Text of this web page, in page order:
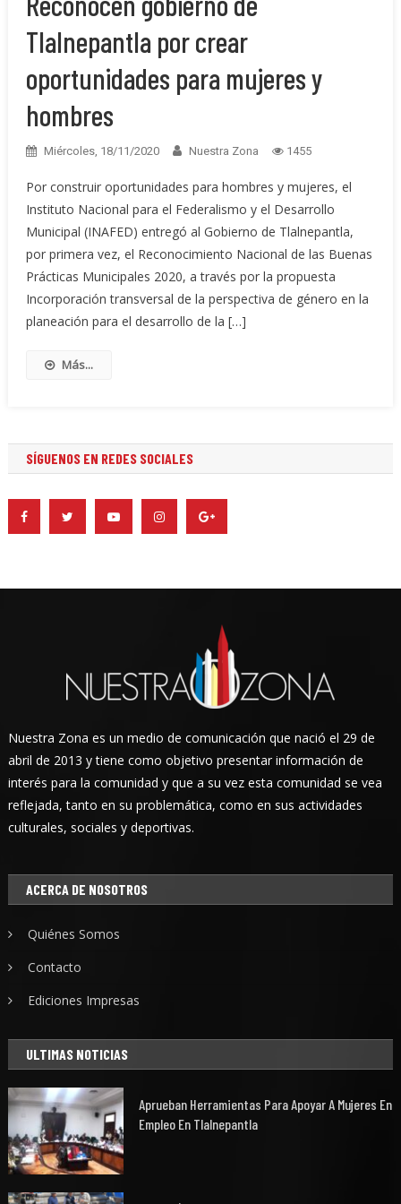
Tlalnepantla por crear
oportunidades para mujeres y
hombres
Miércoles, 18/11/2020 Nuestra Zona 1455
Por construir oportunidades para hombres y mujeres, el
Instituto Nacional para el Federalismo y el Desarrollo
Municipal (INAFED) entregó al Gobierno de Tlalnepantla,
por primera vez, el Reconocimiento Nacional de las Buenas
Prácticas Municipales 2020, a través por la propuesta
Incorporación transversal de la perspectiva de género en la
planeación para el desarrollo de la […]
Más...
SÍGUENOS EN REDES SOCIALES
Nuestra Zona es un medio de comunicación que nació el 29 de
abril de 2013 y tiene como objetivo presentar información de
interés para la comunidad y que a su vez esta comunidad se vea
reflejada, tanto en su problemática, como en sus actividades
culturales, sociales y deportivas.
ACERCA DE NOSOTROS
Quiénes Somos
Contacto
Ediciones Impresas
ULTIMAS NOTICIAS
Aprueban Herramientas Para Apoyar A Mujeres En
Empleo En Tlalnepantla